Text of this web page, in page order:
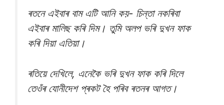
ৰতনে এইবাৰ বাম এটি আনি কয়- চিন্তা নকৰিবা
এইবাৰ মালিছ কৰি দিম। তুমি অলপ ভৰি দুখন ফাক
কৰি দিয়া এতিয়া।
ৰতিয়ে দেখিলে, এনেকৈ ভৰি দুখন ফাক কৰি দিলে
তেওঁৰ যোনীদেশ প্ৰকট হৈ পৰিব ৰতনৰ আগত।